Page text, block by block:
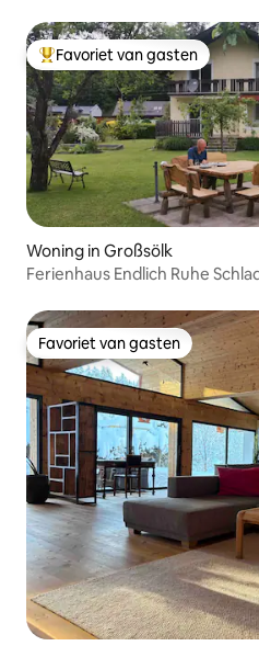
Topfavoriet van gasten
Favoriet van gasten
Woning in Großsölk
Ferienhaus Endlich Ruhe
Favoriet van gasten
Favoriet van gasten